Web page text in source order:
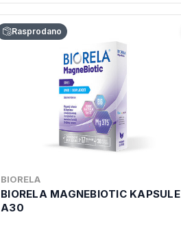
Rasprodano
BIORELA
BIORELA MAGNEBIOTIC KAPSULE
A30